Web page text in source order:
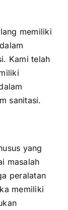
memiliki
Kami telah
sanitasi.
yang
masalah
peralatan
memiliki